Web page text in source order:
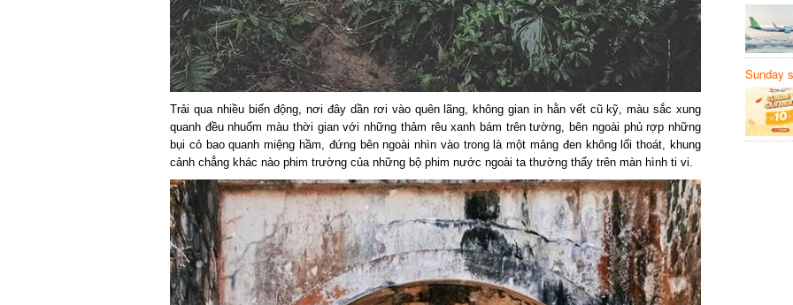
Trải qua nhiều biến động, nơi đây dần rơi vào quên lãng, không gian in hằn vết cũ kỹ, màu sắc xung
quanh đều nhuốm màu thời gian với những thảm rêu xanh bám trên tường, bên ngoài phủ rợp những
bụi cỏ bao quanh miệng hầm, đứng bên ngoài nhìn vào trong là một mảng đen không lối thoát, khung
cảnh chẳng khác nào phim trường của những bộ phim nước ngoài ta thường thấy trên màn hình ti vi.
Sunday